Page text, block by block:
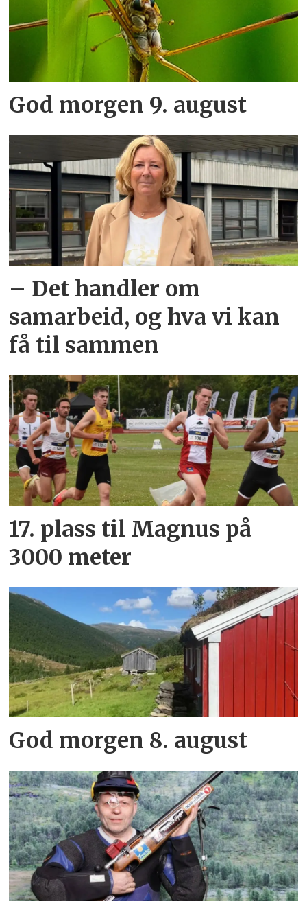
God morgen 9. august
– Det handler om
samarbeid, og hva vi kan
få til sammen
17. plass til Magnus på
3000 meter
God morgen 8. august